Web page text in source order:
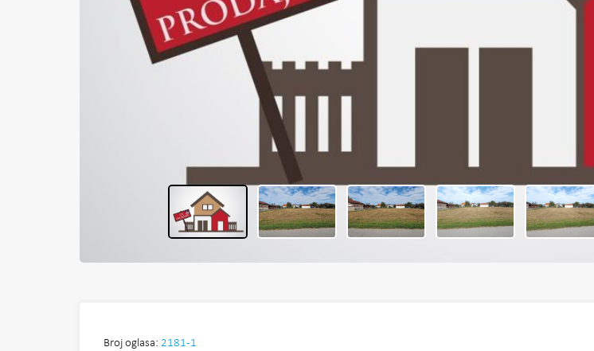
Broj oglasa: 2181-1